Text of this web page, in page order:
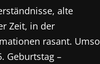
alte
Zeit, in der
rasant. Umso
Geburtstag –